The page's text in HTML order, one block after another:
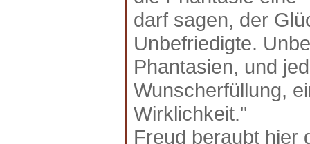
darf sagen, der
Unbefriedigte.
Phantasien, und
Wunscherfüllung,
Wirklichkeit."
Freud beraubt hier